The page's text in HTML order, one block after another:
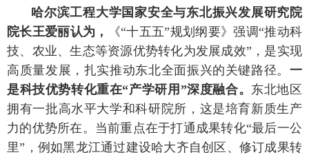
哈尔滨工程大学国家安全与东北振兴发展研究院
院长王爱丽认为，
《“十五五”规划纲要》强调“推动科
技、农业、生态等资源优势转化为发展成效”，是实现
高质量发展，扎实推动东北全面振兴的关键路径。 一
是科技优势转化重在“产学研用”深度融合。 东北地区
拥有一批高水平大学和科研院所，这是培育新质生产
力的优势所在。当前重点在于打通成果转化“最后一公
里”，例如黑龙江通过建设哈大齐自创区、修订成果转